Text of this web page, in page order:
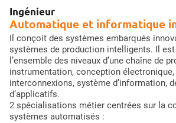
Ingénieur
Automatique et informatique
Il conçoit des systèmes embarqués
systèmes de production intelligents. Il
l’ensemble des niveaux d’une chaîne de
instrumentation, conception
interconnexions, système d’information,
d’applicatifs.
2 spécialisations métier centrées sur la
systèmes automatisés :